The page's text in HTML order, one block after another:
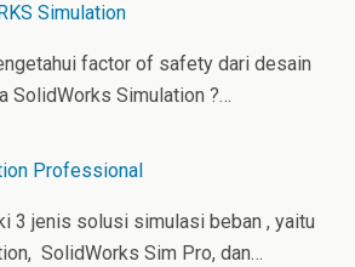
Simulation
factor of safety dari desain
SolidWorks Simulation ?…
Professional
3 jenis solusi simulasi beban , yaitu
SolidWorks Sim Pro, dan…